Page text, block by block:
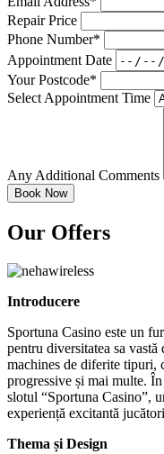
Repair Price
Phone Number*
Appointment Date
Your Postcode*
Select Appointment Time
Any Additional Comments
Our Offers
Introducere
Sportuna Casino este un
pentru diversitatea sa
machines de diferite tipuri,
progressive și mai multe.
slotul “Sportuna Casino”,
experiență excitantă
Thema și Design